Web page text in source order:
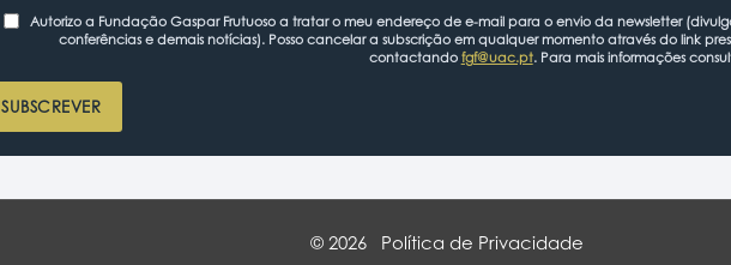
Autorizo a Fundação Gaspar Frutuoso a tratar o meu endereço de e-mail para o envio da newsletter
conferências e demais notícias). Posso cancelar a subscrição em qualquer momento através do link
contactando fgf@uac.pt. Para mais informações
SUBSCREVER
© 2026 Política de Privacidade